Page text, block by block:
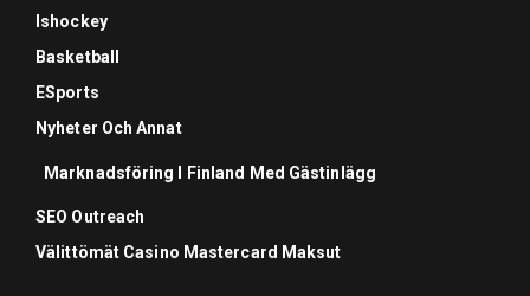
Ishockey
Basketball
ESports
Nyheter Och Annat
Marknadsföring I Finland Med Gästinlägg
SEO Outreach
Välittömät Casino Mastercard Maksut